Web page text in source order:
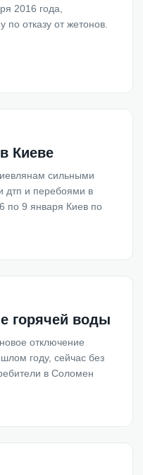
2016 года,
по отказу от жетонов.
Киеве
сильными
дтп и перебоями в
по 9 января Киев по
горячей воды
отключение
году, сейчас без
в Соломен